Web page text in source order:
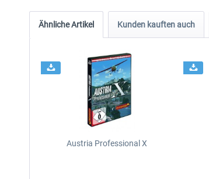
Ähnliche Artikel Kunden kauften auch
Austria Professional X